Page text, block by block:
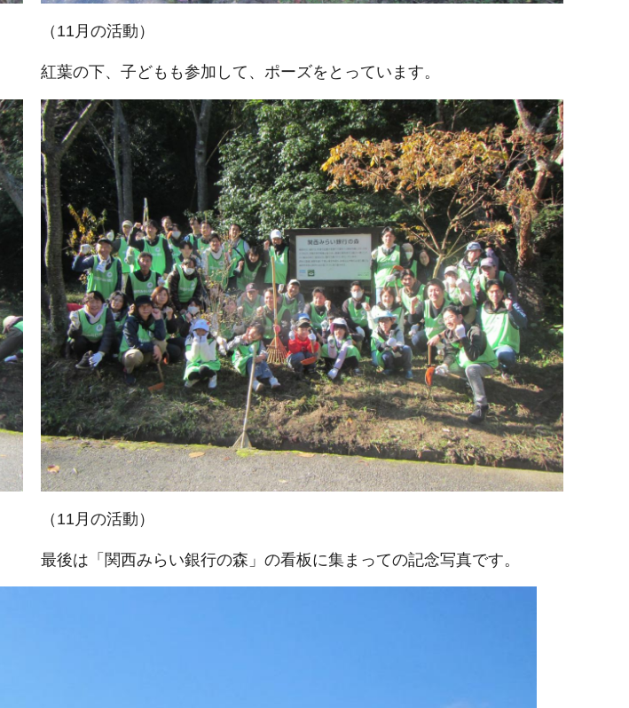
（11月の活動）
紅葉の下、子どもも参加して、ポーズをとっています。
（11月の活動）
最後は「関西みらい銀行の森」の看板に集まっての記念写真です。